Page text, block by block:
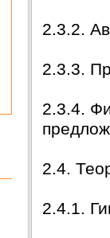
2.3.2.
2.3.3.
2.3.4.
2.4.
2.4.1.